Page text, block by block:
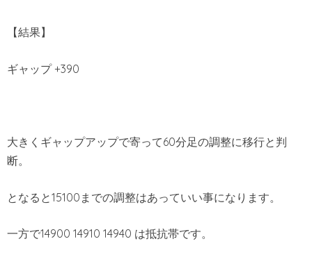
【結果】
ギャップ +390
大きくギャップアップで寄って60分足の調整に移行と判
断。
となると15100までの調整はあっていい事になります。
一方で14900 14910 14940 は抵抗帯です。